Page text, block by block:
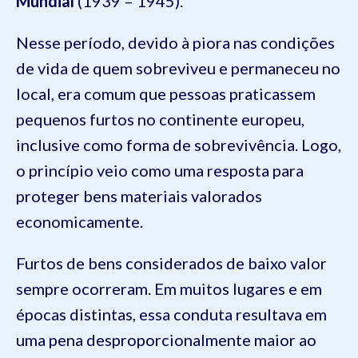
Nesse período, devido à piora nas condições
de vida de quem sobreviveu e permaneceu no
local, era comum que pessoas praticassem
pequenos furtos no continente europeu,
inclusive como forma de sobrevivência. Logo,
o princípio veio como uma resposta para
proteger bens materiais valorados
economicamente.
Furtos de bens considerados de baixo valor
sempre ocorreram. Em muitos lugares e em
épocas distintas, essa conduta resultava em
uma pena desproporcionalmente maior ao